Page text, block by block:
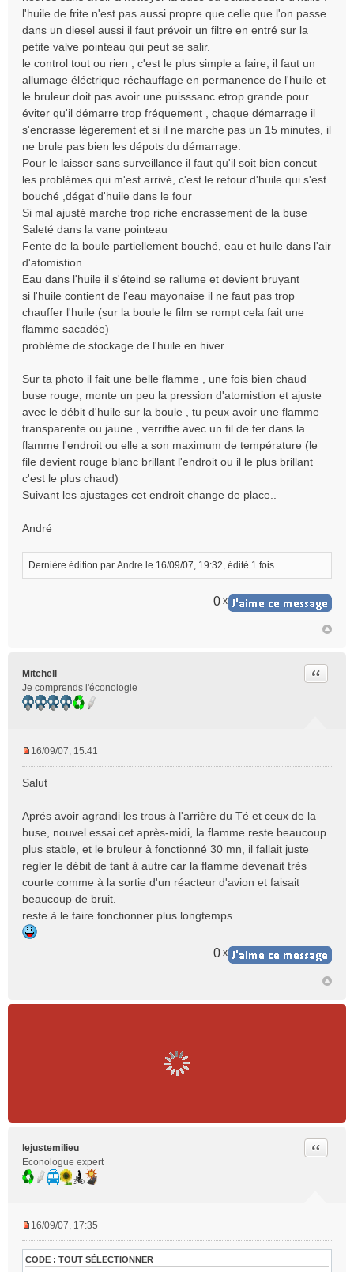
l'huile de frite n'est pas aussi propre que celle que l'on passe
dans un diesel aussi il faut prévoir un filtre en entré sur la
petite valve pointeau qui peut se salir.
le control tout ou rien , c'est le plus simple a faire, il faut un
allumage éléctrique réchauffage en permanence de l'huile et
le bruleur doit pas avoir une puisssanc etrop grande pour
éviter qu'il démarre trop fréquement , chaque démarrage il
s'encrasse légerement et si il ne marche pas un 15 minutes, il
ne brule pas bien les dépots du démarrage.
Pour le laisser sans surveillance il faut qu'il soit bien concut
les problémes qui m'est arrivé, c'est le retour d'huile qui s'est
bouché ,dégat d'huile dans le four
Si mal ajusté marche trop riche encrassement de la buse
Saleté dans la vane pointeau
Fente de la boule partiellement bouché, eau et huile dans l'air
d'atomistion.
Eau dans l'huile il s'éteind se rallume et devient bruyant
si l'huile contient de l'eau mayonaise il ne faut pas trop
chauffer l'huile (sur la boule le film se rompt cela fait une
flamme sacadée)
probléme de stockage de l'huile en hiver ..
Sur ta photo il fait une belle flamme , une fois bien chaud
buse rouge, monte un peu la pression d'atomistion et ajuste
avec le débit d'huile sur la boule , tu peux avoir une flamme
transparente ou jaune , verriffie avec un fil de fer dans la
flamme l'endroit ou elle a son maximum de température (le
file devient rouge blanc brillant l'endroit ou il le plus brillant
c'est le plus chaud)
Suivant les ajustages cet endroit change de place..
André
Dernière édition par Andre le 16/09/07, 19:32, édité 1 fois.
0 x
Mitchell
Je comprends l'éconologie
Citer
s
a
g
e
o
n
l
u
16/09/07, 15:41
Salut
Aprés avoir agrandi les trous à l'arrière du Té et ceux de la
buse, nouvel essai cet après-midi, la flamme reste beaucoup
plus stable, et le bruleur à fonctionné 30 mn, il fallait juste
regler le débit de tant à autre car la flamme devenait très
courte comme à la sortie d'un réacteur d'avion et faisait
beaucoup de bruit.
reste à le faire fonctionner plus longtemps.
0 x
lejustemilieu
Econologue expert
Citer
e
s
16/09/07, 17:35
CODE : TOUT SÉLECTIONNER